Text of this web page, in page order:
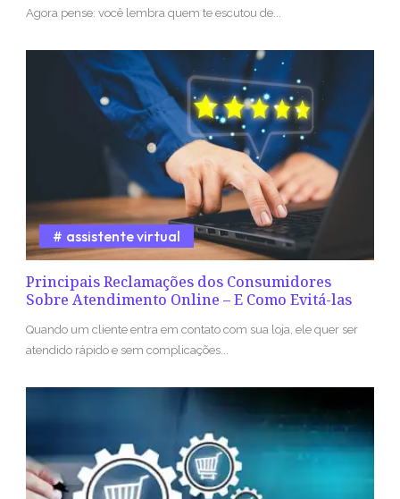
Agora pense: você lembra quem te escutou de...
Principais Reclamações dos Consumidores
Sobre Atendimento Online – E Como Evitá-las
assistente virtual
Quando um cliente entra em contato com sua loja, ele quer ser
atendido rápido e sem complicações...